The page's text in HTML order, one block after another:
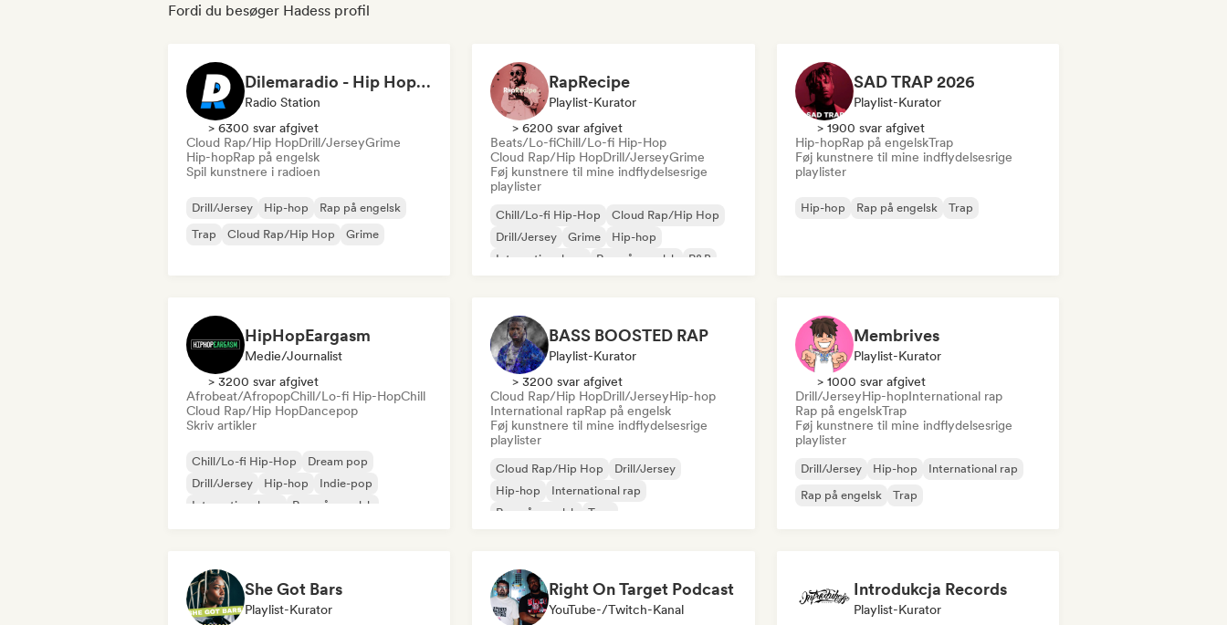
Fordi du besøger Hadess profil
Dilemaradio - Hip Hop Music
Radio Station
> 6300 svar afgivet
Cloud Rap/Hip HopDrill/JerseyGrime
Hip-hopRap på engelsk
Spil kunstnere i radioen
Drill/Jersey Hip-hop
Rap på engelsk
Trap
Cloud Rap/Hip Hop Grime
RapRecipe
Playlist-Kurator
> 6200 svar afgivet
Beats/Lo-fiChill/Lo-fi Hip-Hop
Cloud Rap/Hip HopDrill/JerseyGrime
Føj kunstnere til mine indflydelsesrige
playlister
Chill/Lo-fi Hip-Hop
Cloud Rap/Hip Hop
Drill/Jersey
Grime
Hip-hop
International rap
Rap på engelsk R&B
SAD TRAP 2026
Playlist-Kurator
> 1900 svar afgivet
Hip-hopRap på engelskTrap
Føj kunstnere til mine indflydelsesrige
playlister
Hip-hop Rap på engelsk Trap
HipHopEargasm
Medie/journalist
> 3200 svar afgivet
Afrobeat/AfropopChill/Lo-fi Hip-HopChill
Cloud Rap/Hip HopDancepop
Skriv artikler
Chill/Lo-fi Hip-Hop
Dream pop
Drill/Jersey
Hip-hop
Indie-pop
International rap
Rap på engelsk
BASS BOOSTED RAP
Playlist-Kurator
> 3200 svar afgivet
Cloud Rap/Hip HopDrill/JerseyHip-hop
International rapRap på engelsk
Føj kunstnere til mine indflydelsesrige
playlister
Cloud Rap/Hip Hop
Drill/Jersey
Hip-hop
International rap
Rap på engelsk
Trap
Membrives
Playlist-Kurator
> 1000 svar afgivet
Drill/JerseyHip-hopInternational rap
Rap på engelskTrap
Føj kunstnere til mine indflydelsesrige
playlister
Drill/Jersey Hip-hop
International rap
Rap på engelsk
Trap
She Got Bars
Playlist-Kurator
Right On Target Podcast
YouTube-/Twitch-Kanal
Introdukcja Records
Playlist-Kurator